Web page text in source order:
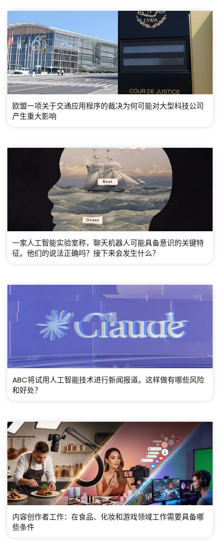
欧盟一项关于交通应用程序的裁决为何可能对大型科技公司
产生重大影响
一家人工智能实验室称，聊天机器人可能具备意识的关键特
征。他们的说法正确吗？接下来会发生什么？
ABC将试用人工智能技术进行新闻报道。这样做有哪些风险
和好处？
内容创作者工作：在食品、化妆和游戏领域工作需要具备哪
些条件